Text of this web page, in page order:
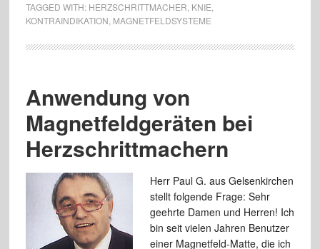
TAGGED WITH: HERZSCHRITTMACHER KNIE
KONTRAINDIKATION MAGNETFELDSYSTEME
Anwendung von
Magnetfeldgeräten bei
Herzschrittmachern
Herr Paul G. aus Gelsenkirchen
stellt folgende Frage: Sehr
geehrte Damen und Herren! Ich
bin seit vielen Jahren Benutzer
einer Magnetfeld-Matte, die ich